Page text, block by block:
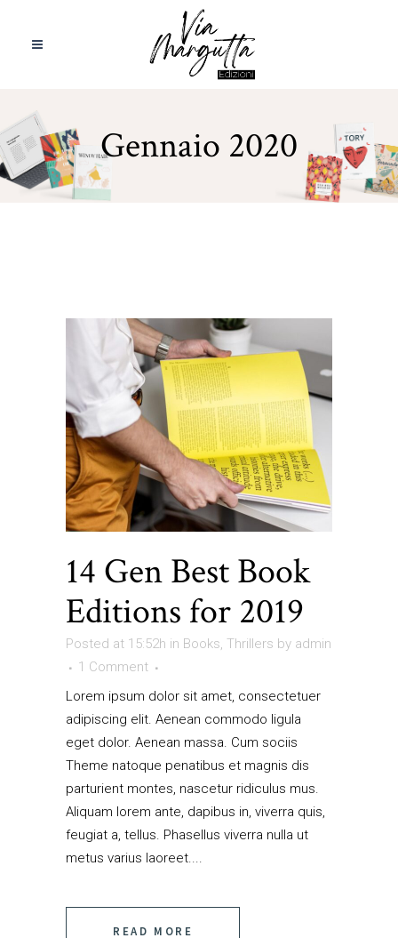
Gennaio 2020
14 GenBest Book
Editions for 2019
Posted at 15:52h in Books, Thrillers by admin
1 Comment
Lorem ipsum dolor sit amet, consectetuer
adipiscing elit. Aenean commodo ligula
eget dolor. Aenean massa. Cum sociis
Theme natoque penatibus et magnis dis
parturient montes, nascetur ridiculus mus.
Aliquam lorem ante, dapibus in, viverra quis,
feugiat a, tellus. Phasellus viverra nulla ut
metus varius laoreet....
READ MORE